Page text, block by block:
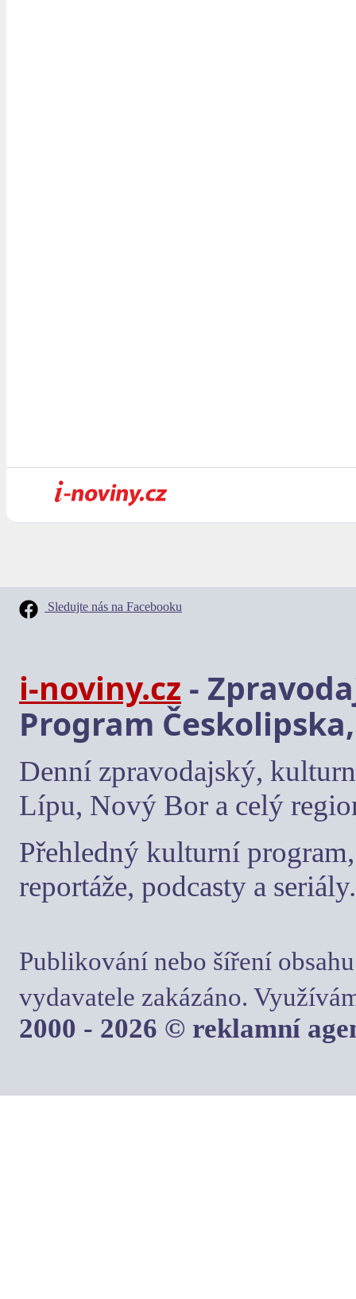
Sledujte nás na Facebooku
i-noviny.cz -
Program
Denní zpravodajský,
Lípu, Nový Bor a celý
Přehledný kulturní
reportáže, podcasty a seriály.
Publikování nebo šíření
vydavatele zakázáno.
2000 - 2026 © reklamní